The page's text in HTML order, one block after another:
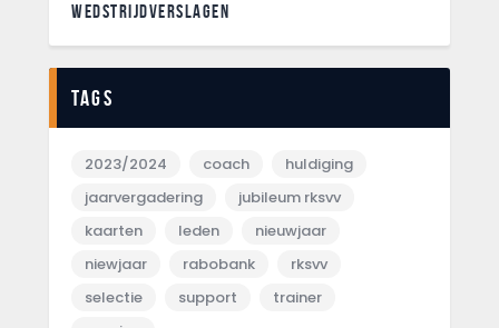
WEDSTRIJDVERSLAGEN
Tags
2023/2024 coach
huldiging
jaarvergadering
jubileum rksvv
kaarten
leden
nieuwjaar
niewjaar
rabobank
rksvv
selectie
support
trainer